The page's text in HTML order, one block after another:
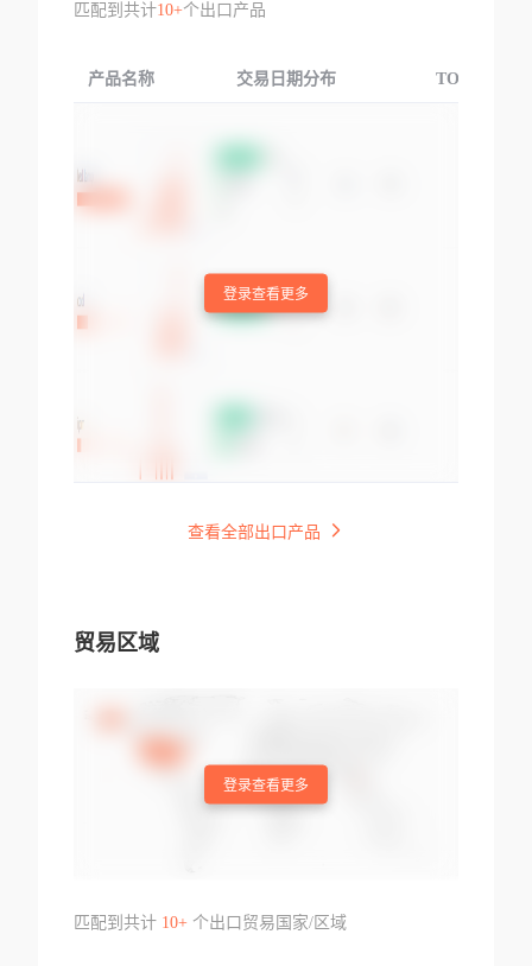
匹配到共计10+个出口产品
产品名称 交易日期分布 TOP3交易国
登录查看更多
查看全部出口产品
贸易区域
登录查看更多
匹配到共计 10+个出口贸易国家/区域